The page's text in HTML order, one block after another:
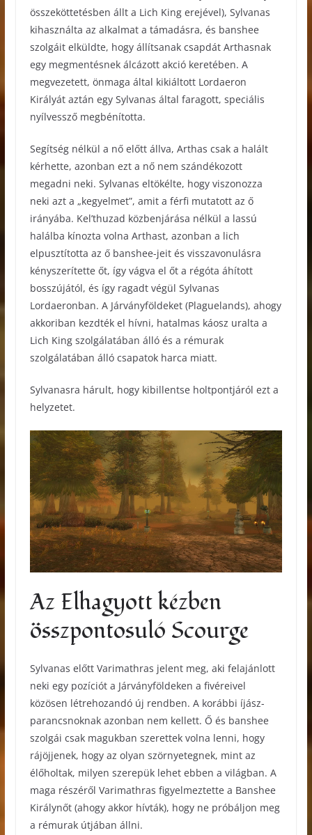
összeköttetésben állt a Lich King erejével), Sylvanas
kihasználta az alkalmat a támadásra, és banshee
szolgáit elküldte, hogy állítsanak csapdát Arthasnak
egy megmentésnek álcázott akció keretében. A
megvezetett, önmaga által kikiáltott Lordaeron
Királyát aztán egy Sylvanas által faragott, speciális
nyílvessző megbénította.
Segítség nélkül a nő előtt állva, Arthas csak a halált
kérhette, azonban ezt a nő nem szándékozott
megadni neki. Sylvanas eltökélte, hogy viszonozza
neki azt a „kegyelmet”, amit a férfi mutatott az ő
irányába. Kel’thuzad közbenjárása nélkül a lassú
halálba kínozta volna Arthast, azonban a lich
elpusztította az ő banshee-jeit és visszavonulásra
kényszerítette őt, így vágva el őt a régóta áhított
bosszújától, és így ragadt végül Sylvanas
Lordaeronban. A Járványföldeket (Plaguelands), ahogy
akkoriban kezdték el hívni, hatalmas káosz uralta a
Lich King szolgálatában álló és a rémurak
szolgálatában álló csapatok harca miatt.
Sylvanasra hárult, hogy kibillentse holtpontjáról ezt a
helyzetet.
Az Elhagyott kézben
összpontosuló Scourge
Sylvanas előtt Varimathras jelent meg, aki felajánlott
neki egy pozíciót a Járványföldeken a fivéreivel
közösen létrehozandó új rendben. A korábbi íjász-
parancsnoknak azonban nem kellett. Ő és banshee
szolgái csak magukban szerettek volna lenni, hogy
rájöjjenek, hogy az olyan szörnyetegnek, mint az
élőholtak, milyen szerepük lehet ebben a világban. A
maga részéről Varimathras figyelmeztette a Banshee
Királynőt (ahogy akkor hívták), hogy ne próbáljon meg
a rémurak útjában állni.